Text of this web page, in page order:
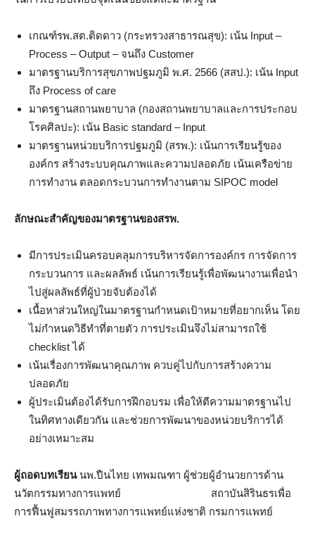
เกณฑ์รพ.สต.ติดดาว (กระทรวงสาธารณสุข): เน้น Input –
Process – Output – จนถึง Customer
มาตรฐานบริการสุขภาพปฐมภูมิ พ.ศ. 2566 (สสป.): เน้น Input
ถึง Process of care
มาตรฐานสถานพยาบาล (กองสถานพยาบาลและการประกอบ
โรคศิลปะ): เน้น Basic standard – Input
มาตรฐานหน่วยบริการปฐมภูมิ (สรพ.): เน้นการเรียนรู้ของ
องค์กร สร้างระบบคุณภาพและความปลอดภัย เน้นเครือข่าย
การทำงาน ตลอดกระบวนการทำงานตาม SIPOC model
ลักษณะสำคัญของมาตรฐานของสรพ.
มีการประเมินครอบคลุมการบริหารจัดการองค์กร การจัดการ
กระบวนการ และผลลัพธ์ เน้นการเรียนรู้เพื่อพัฒนางานเพื่อนำ
ไปสู่ผลลัพธ์ที่ผู้ป่วยจับต้องได้
เนื้อหาส่วนใหญ่ในมาตรฐานกำหนดเป้าหมายที่อยากเห็น โดย
ไม่กำหนดวิธีทำที่ตายตัว การประเมินจึงไม่สามารถใช้
checklist ได้
เน้นเรื่องการพัฒนาคุณภาพ ควบคู่ไปกับการสร้างความ
ปลอดภัย
ผู้ประเมินต้องได้รับการฝึกอบรม เพื่อให้ตีความมาตรฐานไป
ในทิศทางเดียวกัน และช่วยการพัฒนาของหน่วยบริการได้
อย่างเหมาะสม
ผู้ถอดบทเรียนนพ.ปืนไทย เทพมณฑา ผู้ช่วยผู้อำนวยการด้าน
นวัตกรรมทางการแพทย์ สถาบันสิรินธรเพื่อ
การฟื้นฟูสมรรถภาพทางการแพทย์แห่งชาติ กรมการแพทย์